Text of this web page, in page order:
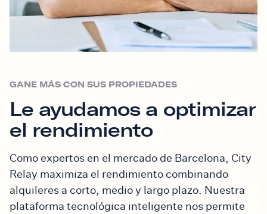
GANE MÁS CON SUS PROPIEDADES
Le ayudamos a optimizar
el rendimiento
Como expertos en el mercado de Barcelona, City
Relay maximiza el rendimiento combinando
alquileres a corto, medio y largo plazo. Nuestra
plataforma tecnológica inteligente nos permite